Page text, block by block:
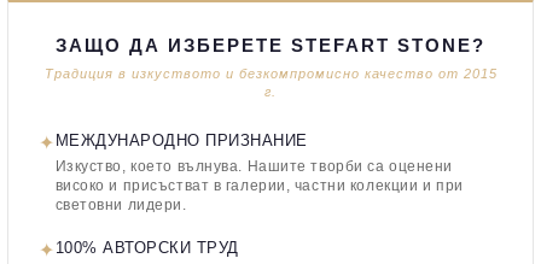
ЗАЩО ДА ИЗБЕРЕТЕ STEFART STONE?
Традиция в изкуството и безкомпромисно качество от 2015
г.
✦ МЕЖДУНАРОДНО ПРИЗНАНИЕ
Изкуство, което вълнува. Нашите творби са оценени
високо и присъстват в галерии, частни колекции и при
световни лидери.
✦ 100% АВТОРСКИ ТРУД